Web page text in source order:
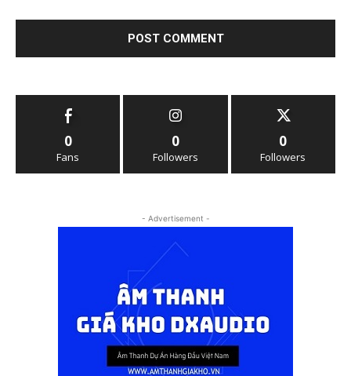
0
Fans
0
Followers
0
Followers
- Advertisement -